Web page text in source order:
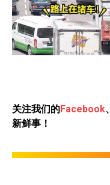
关注我们的Facebook、
新鲜事！